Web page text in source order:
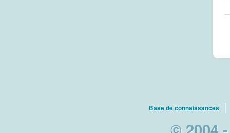
Base de connaissances